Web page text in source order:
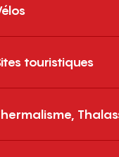
touristiques
de
naturels, les
destination
en